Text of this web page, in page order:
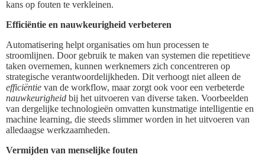
kans op fouten te verkleinen.
Efficiëntie en nauwkeurigheid verbeteren
Automatisering helpt organisaties om hun processen te
stroomlijnen. Door gebruik te maken van systemen die repetitieve
taken overnemen, kunnen werknemers zich concentreren op
strategische verantwoordelijkheden. Dit verhoogt niet alleen de
efficiëntie van de workflow, maar zorgt ook voor een verbeterde
nauwkeurigheid bij het uitvoeren van diverse taken. Voorbeelden
van dergelijke technologieën omvatten kunstmatige intelligentie en
machine learning, die steeds slimmer worden in het uitvoeren van
alledaagse werkzaamheden.
Vermijden van menselijke fouten